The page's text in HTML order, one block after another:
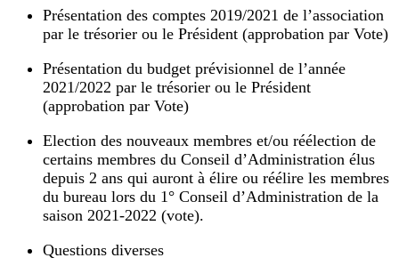
Présentation des comptes 2019/2021 de l’association
par le trésorier ou le Président (approbation par Vote)
Présentation du budget prévisionnel de l’année
2021/2022 par le trésorier ou le Président
(approbation par Vote)
Election des nouveaux membres et/ou réélection de
certains membres du Conseil d’Administration élus
depuis 2 ans qui auront à élire ou réélire les membres
du bureau lors du 1° Conseil d’Administration de la
saison 2021-2022 (vote).
Questions diverses